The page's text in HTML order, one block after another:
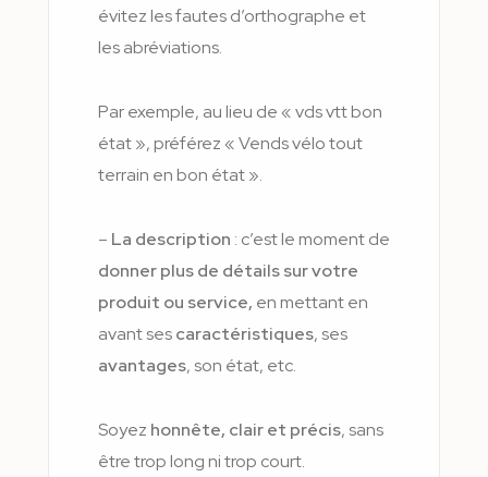
évitez les fautes d’orthographe et
les abréviations.
Par exemple, au lieu de « vds vtt bon
état », préférez « Vends vélo tout
terrain en bon état ».
– La description : c’est le moment de
donner plus de détails sur votre
produit ou service, en mettant en
avant sescaractéristiques, ses
avantages, son état, etc.
Soyez honnête, clair et précis, sans
être trop long ni trop court.